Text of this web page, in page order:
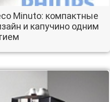
Minuto: компактные
и капучино одним